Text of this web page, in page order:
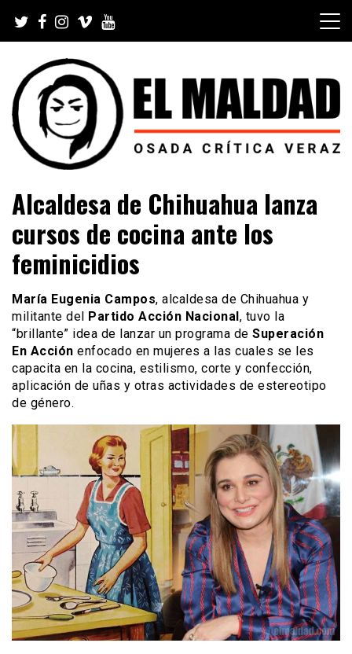
content
El Maldad
Viral y Youtube
Alcaldesa de Chihuahua lanza
cursos de cocina ante los
feminicidios
María Eugenia Campos, alcaldesa de Chihuahua y
militante del Partido Acción Nacional, tuvo la
“brillante” idea de lanzar un programa de Superación
En Acción enfocado en mujeres a las cuales se les
capacita en la cocina, estilismo, corte y confección,
aplicación de uñas y otras actividades de estereotipo
de género.